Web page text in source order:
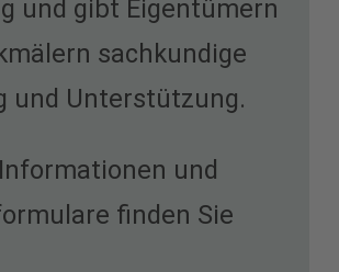
und gibt Eigentümern
sachkundige
und Unterstützung.
und
finden Sie